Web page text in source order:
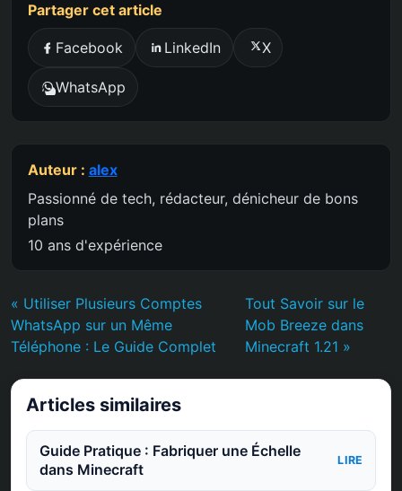
Partager cet article
Facebook LinkedIn X
WhatsApp
Auteur : alex
Passionné de tech, rédacteur, dénicheur de bons
plans
10 ans d'expérience
« Utiliser Plusieurs Comptes
WhatsApp sur un Même
Téléphone : Le Guide Complet
Tout Savoir sur le
Mob Breeze dans
Minecraft 1.21 »
Articles similaires
Guide Pratique : Fabriquer une Échelle
dans Minecraft
LIRE